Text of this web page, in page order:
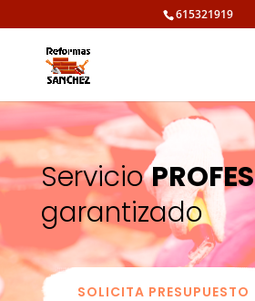
615321919
Servicio
garantizado
SOLICITA PRESUPUESTO